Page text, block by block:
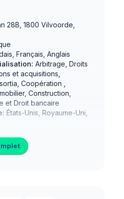
28B, 1800 Vilvoorde,
Français, Anglais
Arbitrage, Droits
et acquisitions,
Coopération ,
Construction,
et Droit bancaire
États-Unis, Royaume-Uni,